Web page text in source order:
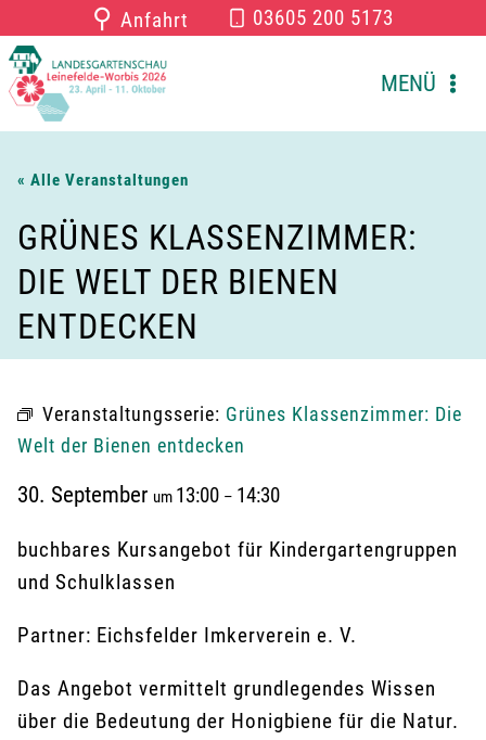
Inhalt
springen
⚲ Anfahrt 03605 200 5173
MENÜ
« Alle Veranstaltungen
GRÜNES KLASSENZIMMER:
DIE WELT DER BIENEN
ENTDECKEN
Veranstaltungsserie: Grünes Klassenzimmer: Die
Welt der Bienen entdecken
30. September um 13:00 – 14:30
buchbares Kursangebot für Kindergartengruppen
und Schulklassen
Partner: Eichsfelder Imkerverein e. V.
Das Angebot vermittelt grundlegendes Wissen
über die Bedeutung der Honigbiene für die Natur.